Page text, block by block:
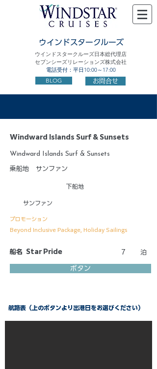
ウインドスタークルーズ
ウインドスタークルーズ日本総代理店
セブンシーズリレーションズ株式会社
電話受付：平日10:00～17:00
BLOG お問合せ
Windward Islands Surf & Sunsets
Windward Islands Surf & Sunsets
乗船地 サンファン
下船地
サンファン
プロモーション
Beyond Inclusive Package, Holiday Sailings
船名 Star Pride 7 泊
ボタン
航路表（上のボタンより出港日をお選びください）